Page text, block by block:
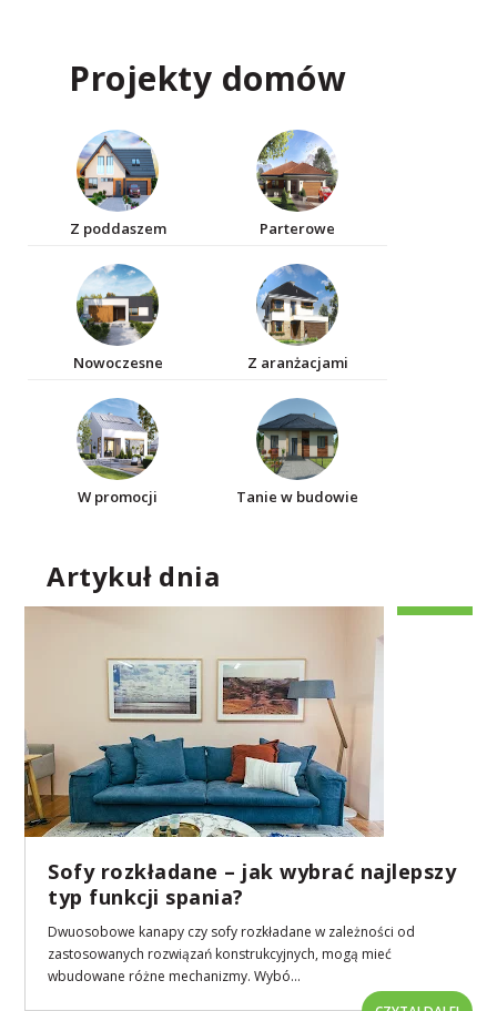
Projekty domów
Z poddaszem Parterowe
Nowoczesne Z aranżacjami
W promocji Tanie w budowie
Artykuł dnia
Sofy rozkładane – jak wybrać najlepszy
typ funkcji spania?
Dwuosobowe kanapy czy sofy rozkładane w zależności od
zastosowanych rozwiązań konstrukcyjnych, mogą mieć
wbudowane różne mechanizmy. Wybó...